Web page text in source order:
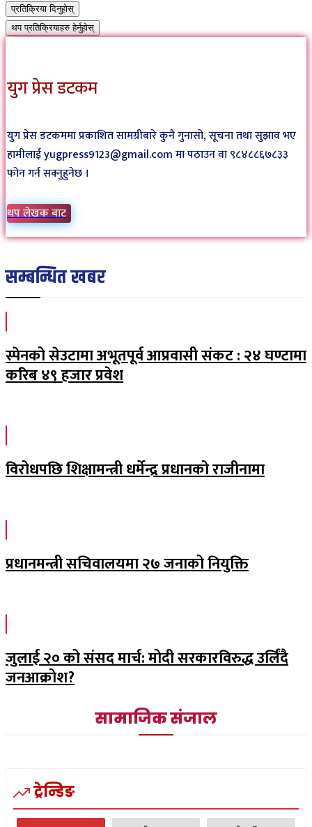
प्रतिक्रिया दिनुहोस्
थप प्रतिक्रियाहरु हेर्नुहोस्
युग प्रेस डटकम
युग प्रेस डटकममा प्रकाशित सामग्रीबारे कुनै गुनासो, सूचना तथा सुझाव भए
हामीलाई yugpress9123@gmail.com मा पठाउन वा ९८४८८६७८३३
फोन गर्न सक्नुहुनेछ ।
थप लेखक बाट
सम्बन्धित खबर
स्पेनको सेउटामा अभूतपूर्व आप्रवासी संकट : २४ घण्टामा
करिब ४९ हजार प्रवेश
विरोधपछि शिक्षामन्त्री धर्मेन्द्र प्रधानको राजीनामा
प्रधानमन्त्री सचिवालयमा २७ जनाको नियुक्ति
जुलाई २० को संसद मार्च: मोदी सरकारविरुद्ध उर्लिंदै
जनआक्रोश?
सामाजिक संजाल
ट्रेन्डिङ